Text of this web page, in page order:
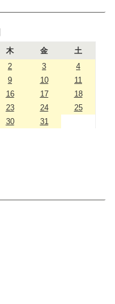
木 金
土
2 3
4
9 10
11
16 17
18
23 24
25
30 31